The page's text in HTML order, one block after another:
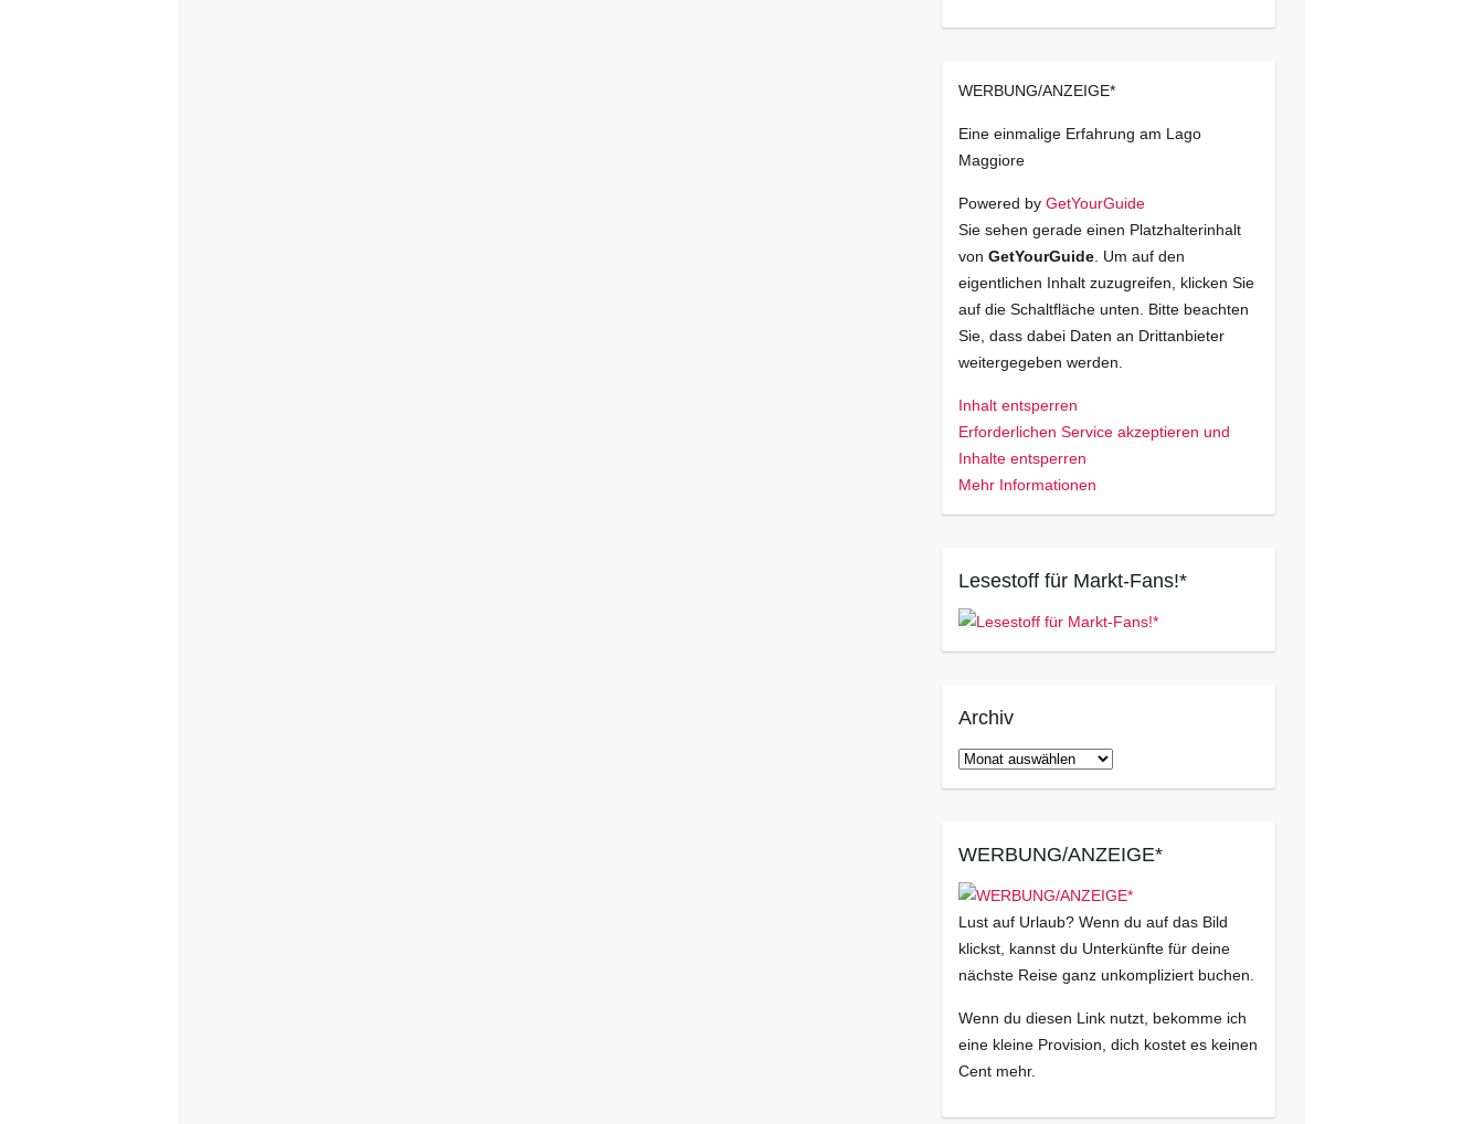
WERBUNG/ANZEIGE*
Eine einmalige Erfahrung am Lago
Maggiore
Powered by GetYourGuide
Sie sehen gerade einen Platzhalterinhalt
von GetYourGuide. Um auf den
eigentlichen Inhalt zuzugreifen, klicken Sie
auf die Schaltfläche unten. Bitte beachten
Sie, dass dabei Daten an Drittanbieter
weitergegeben werden.
Inhalt entsperren
Erforderlichen Service akzeptieren und
Inhalte entsperren
Mehr Informationen
Lesestoff für Markt-Fans!*
Archiv
Archiv
WERBUNG/ANZEIGE*
Lust auf Urlaub? Wenn du auf das Bild
klickst, kannst du Unterkünfte für deine
nächste Reise ganz unkompliziert buchen.
Wenn du diesen Link nutzt, bekomme ich
eine kleine Provision, dich kostet es keinen
Cent mehr.